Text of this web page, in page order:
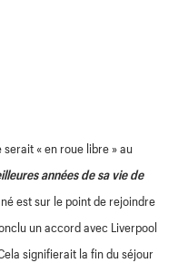
serait « en roue libre » au
années de sa vie de
est sur le point de rejoindre
un accord avec Liverpool
signifierait la fin du séjour